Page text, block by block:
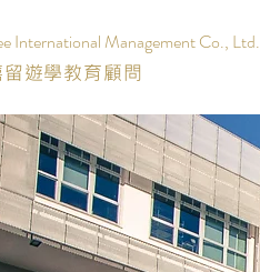
International Management Co., Ltd.
遊學教育顧問